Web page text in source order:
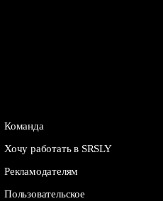
Команда
Хочу работать в SRSLY
Рекламодателям
Пользовательское